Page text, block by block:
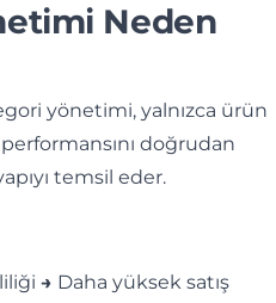
Neden
yönetimi, yalnızca ürün
doğrudan
temsil eder.
→ Daha yüksek satış